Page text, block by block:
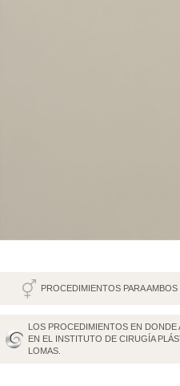
PROCEDIMIENTOS PARA AMBOS
LOS PROCEDIMIENTOS EN DONDE
EN EL INSTITUTO DE CIRUGÍA
LOMAS.